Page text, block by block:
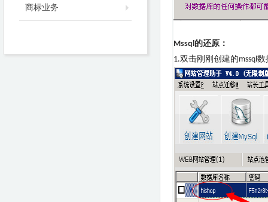
商标业务
Mssql的还原：
1.双击刚刚创建的mssql数